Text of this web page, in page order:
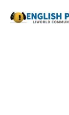
건너뛰기